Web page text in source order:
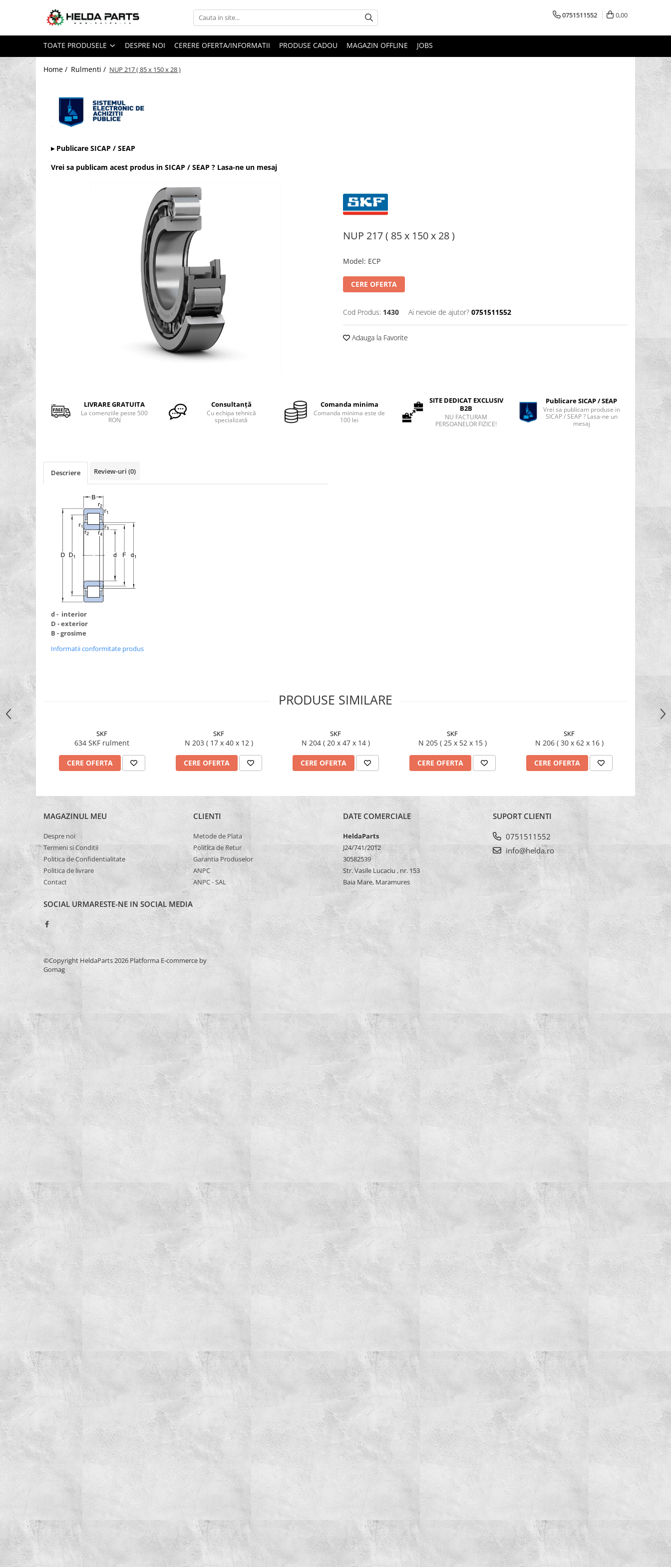
Cu bile
Cu doua randuri de bile
Cu un rand de bile
Contact unghiular
Contact unghiular de precizie
Cu role cilindrice
Cu un rand de role
Cu role butoi
Cu role conice
Rulmenti axiali cu role butoi
Rulmenti de presiune
Rulmenti osc. cu role butoi
Curele
Curele trapezoidale
10x
13x
17x
20x
22x
32x
SPA
SPB
SPZ
Curele Dintate
AVX
BX
XPA
XPB
XPZ
Sudura
Scule
Chei
Chei Cu Clichet
Chei Dinamometrice
Chei Fixe/Combinate
Chei Pentru Filtre
Chei Reglabile
Extractoare/Inductoare
Tubulare
Abrazive
Benzi
Bureti
Capete De Slefuit
Discuri
Perii
Pietre
Adezivi
Aditivi
Burghie
Burghie Beton
Burghie Coada Conica
Burghie Coada Redusa
Burghie Cobalt
Burghie In Trepte
Burghie Lemn
Burghie lungi si extra lungi
Burghie Metal HSS
Burghie Stanga
Carote
Ciocane
Clesti
Coliere
Antivibratie
Arc
De Plastic
Normale
Discuri Taiere
Echipament de lucru
Etansare
Racloare
Manseta
O-ring
Simering
Spray-uri tehnice
Spuma Activa
AdBlue
Creme/Pasta
Detergenti
Parfum
Tehnica de ridicare
Truse
Vaselina
0751511552 0,00
TOATE PRODUSELE DESPRE NOI CERERE OFERTA/INFORMATII PRODUSE CADOU MAGAZIN OFFLINE JOBS
Home / Rulmenti / NUP 217 ( 85 x 150 x 28 )
▸ Publicare SICAP / SEAP
Vrei sa publicam acest produs in SICAP / SEAP ? Lasa-ne un mesaj
NUP 217 ( 85 x 150 x 28 )
Model: ECP
CERE OFERTA
Cod Produs: 1430 Ai nevoie de ajutor? 0751511552
Adauga la Favorite
LIVRARE GRATUITA
La comenziile peste 500
RON
Consultanță
Cu echipa tehnică
specializată
Comanda minima
Comanda minima este de
100 lei
SITE DEDICAT EXCLUSIV
B2B
NU FACTURAM
PERSOANELOR FIZICE!
Publicare SICAP / SEAP
Vrei sa publicam produse in
SICAP / SEAP ? Lasa-ne un
mesaj
Descriere Review-uri (0)
d - interior
D - exterior
B - grosime
Informatii conformitate produs
PRODUSE SIMILARE
SKF
634 SKF rulment
CERE OFERTA
SKF
N 203 ( 17 x 40 x 12 )
CERE OFERTA
SKF
N 204 ( 20 x 47 x 14 )
CERE OFERTA
SKF
N 205 ( 25 x 52 x 15 )
CERE OFERTA
SKF
N 206 ( 30 x 62 x 16 )
CERE OFERTA
MAGAZINUL MEU
Despre noi
Termeni si Conditii
Politica de Confidentialitate
Politica de livrare
Contact
CLIENTI
Metode de Plata
Politica de Retur
Garantia Produselor
ANPC
ANPC - SAL
DATE COMERCIALE
HeldaParts
J24/741/2012
30582539
Str. Vasile Lucaciu , nr. 153
Baia Mare, Maramures
SUPORT CLIENTI
0751511552
info@helda.ro
SOCIALURMARESTE-NE IN SOCIAL MEDIA
©Copyright HeldaParts 2026Platforma E-commerce by
Gomag